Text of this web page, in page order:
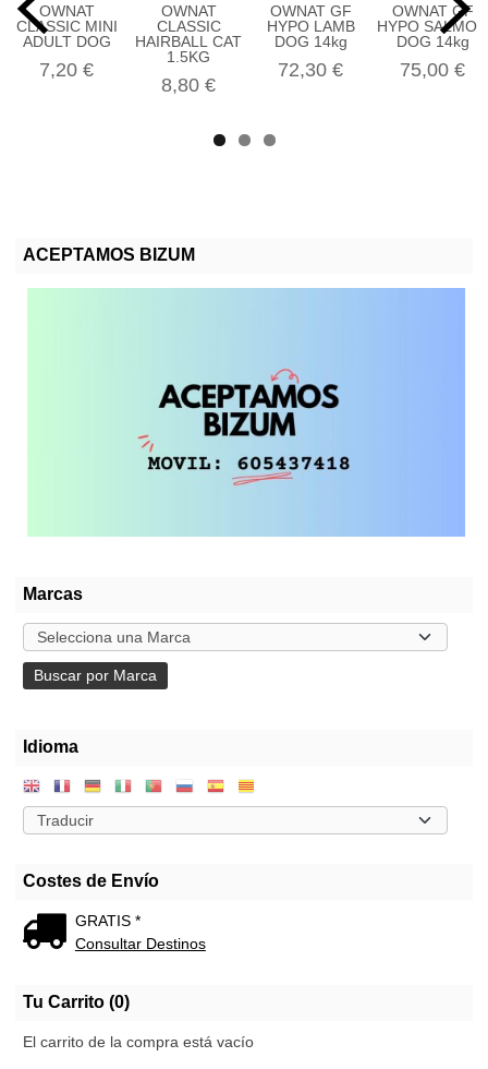
ACEPTAMOS BIZUM
Marcas
Idioma
Costes de Envío
GRATIS *
Consultar Destinos
Tu Carrito (0)
El carrito de la compra está vacío
OWNAT
CLASSIC MINI
ADULT DOG
7,20 €
OWNAT
CLASSIC
HAIRBALL CAT
1.5KG
8,80 €
OWNAT GF
HYPO LAMB
DOG 14kg
72,30 €
OWNAT GF
HYPO SALMON
DOG 14kg
75,00 €